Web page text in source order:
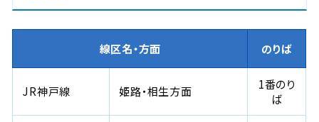
線区名・方面 のりば
JR神戸線 姫路・相生方面
1番のり
ば